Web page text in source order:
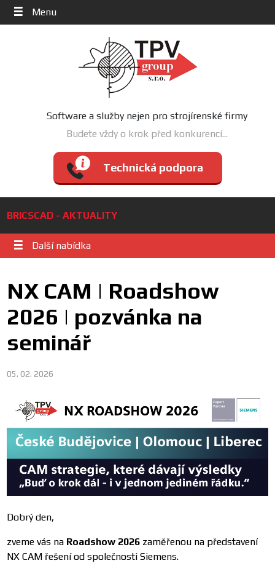
Menu
Software a služby nejen pro strojírenské firmy
Budete vždy o krok před konkurencí...
Technická podpora
BRICSCAD - AKTUALITY
Další nabídka
NX CAM | Roadshow
2026 | pozvánka na
seminář
05. 02. 2026
Dobrý den,
zveme vás na Roadshow 2026 zaměřenou na představení
NX CAM řešení od společnosti Siemens.